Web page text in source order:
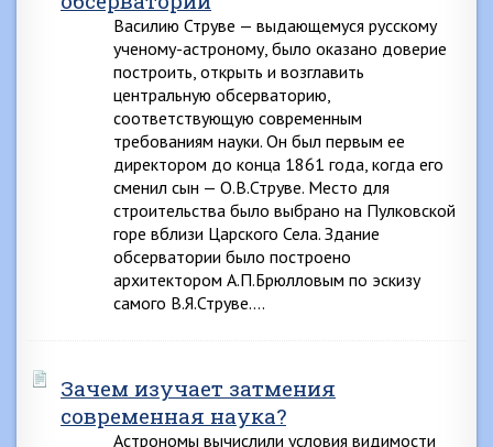
Василию Струве — выдающемуся русскому
ученому-астроному, было оказано доверие
построить, открыть и возглавить
центральную обсерваторию,
соответствующую современным
требованиям науки. Он был первым ее
директором до конца 1861 года, когда его
сменил сын — О.В.Струве. Место для
строительства было выбрано на Пулковской
горе вблизи Царского Села. Здание
обсерватории было построено
архитектором А.П.Брюлловым по эскизу
самого В.Я.Струве….
Зачем изучает затмения
современная наука?
Астрономы вычислили условия видимости